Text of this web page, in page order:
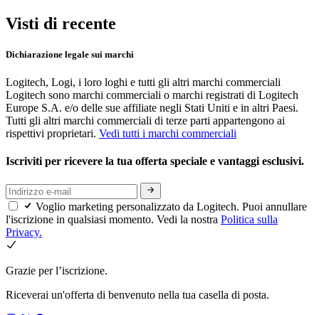
Visti di recente
Dichiarazione legale sui marchi
Logitech, Logi, i loro loghi e tutti gli altri marchi commerciali
Logitech sono marchi commerciali o marchi registrati di Logitech
Europe S.A. e/o delle sue affiliate negli Stati Uniti e in altri Paesi.
Tutti gli altri marchi commerciali di terze parti appartengono ai
rispettivi proprietari. Vedi tutti i marchi commerciali
Iscriviti per ricevere la tua offerta speciale e vantaggi esclusivi.
Voglio marketing personalizzato da Logitech. Puoi annullare
l'iscrizione in qualsiasi momento. Vedi la nostra Politica sulla
Privacy.
Grazie per l’iscrizione.
Riceverai un'offerta di benvenuto nella tua casella di posta.